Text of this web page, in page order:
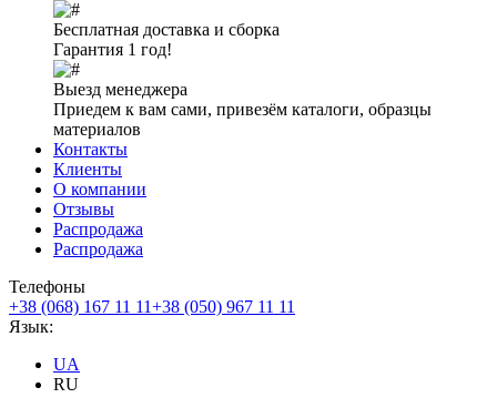
Бесплатная доставка и сборка
Гарантия 1 год!
Выезд менеджера
Приедем к вам сами, привезём каталоги, образцы
материалов
Контакты
Клиенты
О компании
Отзывы
Распродажа
Распродажа
Телефоны
+38 (068) 167 11 11+38 (050) 967 11 11
Язык:
UA
RU